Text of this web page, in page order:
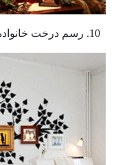
رسم درخت